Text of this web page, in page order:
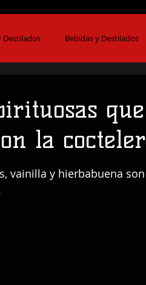
Destilados Bebidas y Destilados
la
vainilla y hierbabuena